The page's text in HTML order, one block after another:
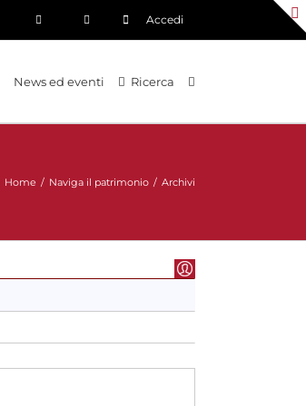
Accedi
News ed eventi Ricerca
Home / Naviga il patrimonio / Archivi